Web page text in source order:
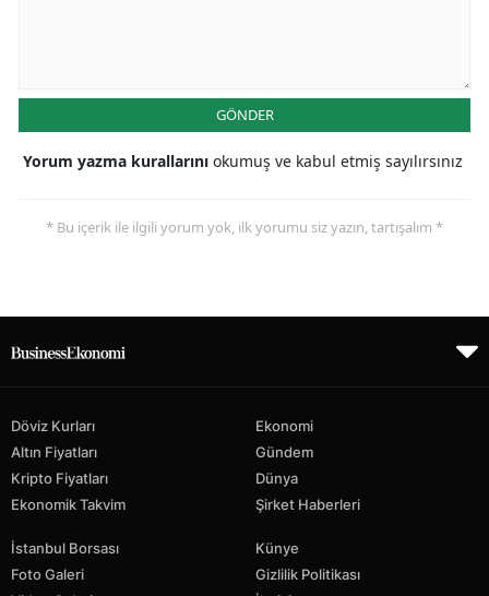
GÖNDER
Yorum yazma kurallarını okumuş ve kabul etmiş sayılırsınız
* Bu içerik ile ilgili yorum yok, ilk yorumu siz yazın, tartışalım *
Döviz Kurları
Altın Fiyatları
Kripto Fiyatları
Ekonomik Takvim
Ekonomi
Gündem
Dünya
Şirket Haberleri
İstanbul Borsası
Foto Galeri
Künye
Gizlilik Politikası